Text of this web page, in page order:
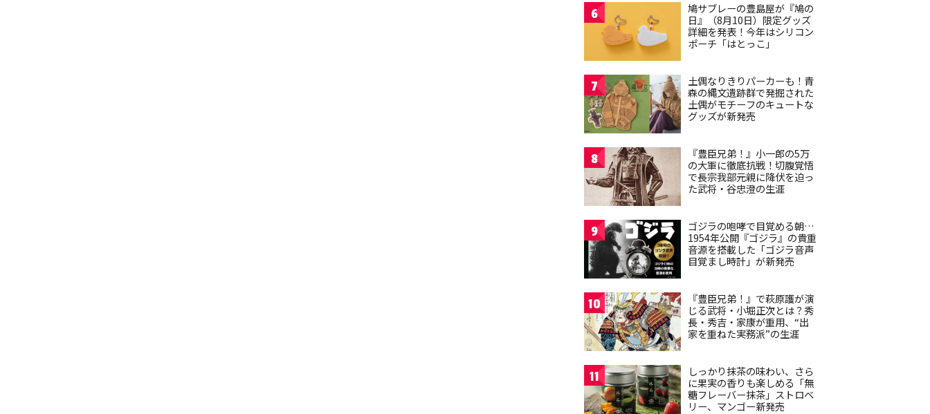
6
鳩サブレーの豊島屋が『鳩の
日』（8月10日）限定グッズ
詳細を発表！今年はシリコン
ポーチ「はとっこ」
7
土偶なりきりパーカーも！青
森の縄文遺跡群で発掘された
土偶がモチーフのキュートな
グッズが新発売
8
『豊臣兄弟！』小一郎の5万
の大軍に徹底抗戦！切腹覚悟
で長宗我部元親に降伏を迫っ
た武将・谷忠澄の生涯
9
ゴジラの咆哮で目覚める朝…
1954年公開『ゴジラ』の貴重
音源を搭載した「ゴジラ音声
目覚まし時計」が新発売
10
『豊臣兄弟！』で萩原護が演
じる武将・小堀正次とは？秀
長・秀吉・家康が重用、“出
家を重ねた実務派”の生涯
11
しっかり抹茶の味わい、さら
に果実の香りも楽しめる「無
糖フレーバー抹茶」ストロベ
リー、マンゴー新発売